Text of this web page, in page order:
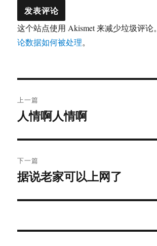
这个站点使用 Akismet 来减少垃圾评论。
论数据如何被处理。
章
航
上一篇
上
文
章：
人情啊人情啊
下一篇
下
文
据说老家可以上网了